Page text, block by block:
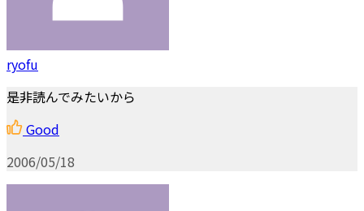
ryofu
是非読んでみたいから
Good
2006/05/18